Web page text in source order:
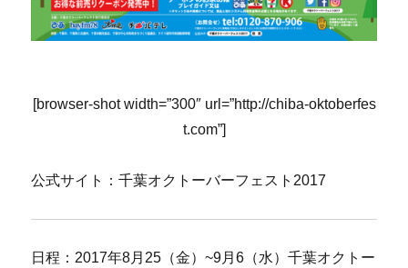
[browser-shot width=”300″ url=”http://chiba-oktoberfes
t.com”]
公式サイト：千葉オクトーバーフェスト2017
日程：2017年8月25（金）~9月6（水）千葉オクトー